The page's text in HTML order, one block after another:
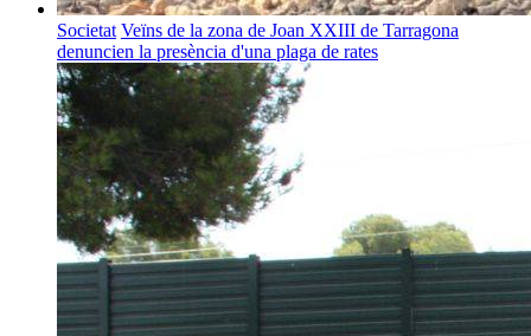
Societat Veïns de la zona de Joan XXIII de Tarragona
denuncien la presència d'una plaga de rates